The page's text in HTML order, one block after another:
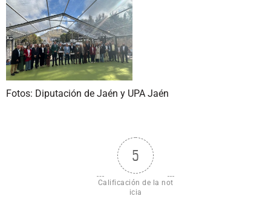
Fotos: Diputación de Jaén y UPA Jaén
5
Calificación de la not
icia